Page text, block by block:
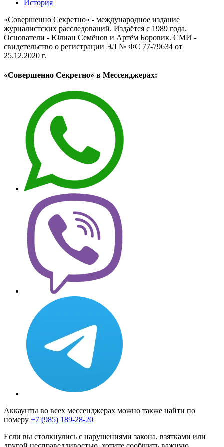
История
«Совершенно Секретно» - международное издание
журналистских расследований. Издаётся с 1989 года.
Основатели - Юлиан Семёнов и Артём Боровик. CМИ -
свидетельство о регистрации ЭЛ № ФС 77-79634 от
25.12.2020 г.
«Совершенно Секретно» в Мессенджерах:
Аккаунты во всех мессенджерах можно также найти по
номеру +7 (985) 189-28-20
Если вы столкнулись с нарушениями закона, взятками или